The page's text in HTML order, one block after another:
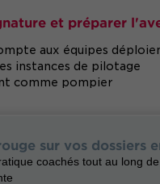
et préparer
aux équipes
instances de pilotage
comme pompier
sur vos dossiers
coachés tout au long